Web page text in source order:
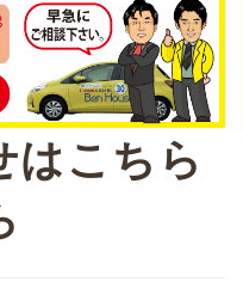
はこちら